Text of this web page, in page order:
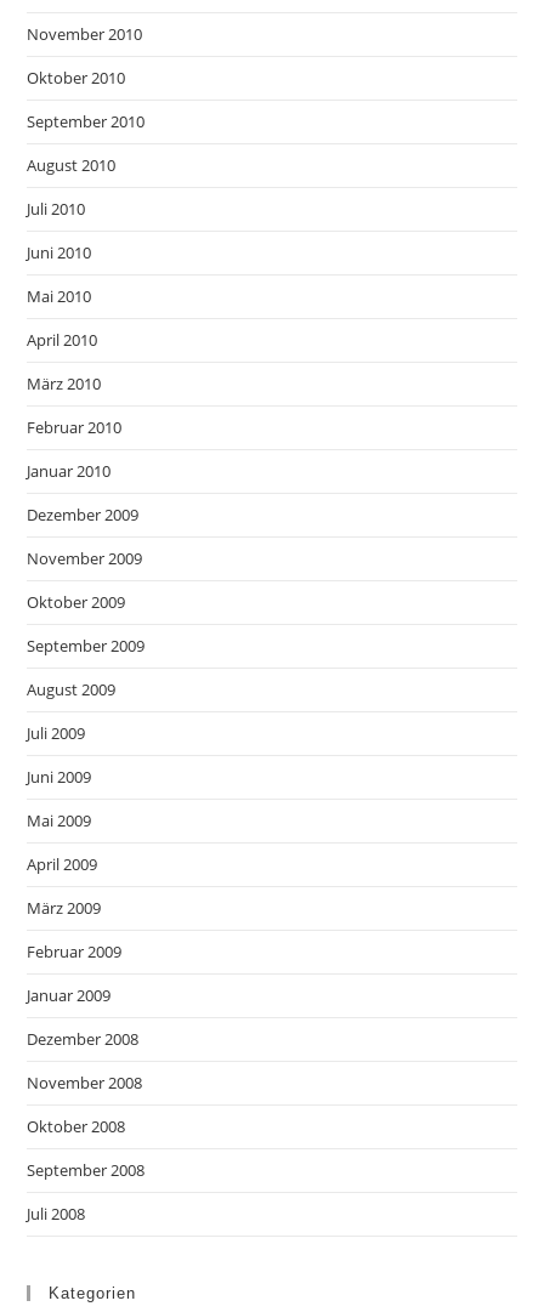
November 2010
Oktober 2010
September 2010
August 2010
Juli 2010
Juni 2010
Mai 2010
April 2010
März 2010
Februar 2010
Januar 2010
Dezember 2009
November 2009
Oktober 2009
September 2009
August 2009
Juli 2009
Juni 2009
Mai 2009
April 2009
März 2009
Februar 2009
Januar 2009
Dezember 2008
November 2008
Oktober 2008
September 2008
Juli 2008
Kategorien